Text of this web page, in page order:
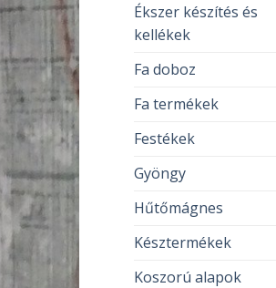
Ékszer készítés és
kellékek
Fa doboz
Fa termékek
Festékek
Gyöngy
Hűtőmágnes
Késztermékek
Koszorú alapok